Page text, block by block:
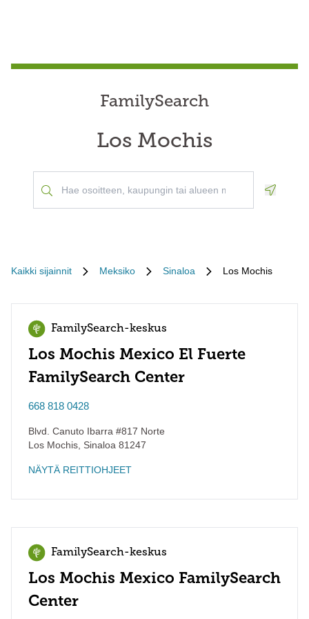
FamilySearch
Los Mochis
Kaikki sijainnit Meksiko Sinaloa Los Mochis
FamilySearch-keskus
Los Mochis Mexico El Fuerte
FamilySearch Center
668 818 0428
Blvd. Canuto Ibarra #817 Norte
Los Mochis Sinaloa 81247
NÄYTÄ REITTIOHJEET
FamilySearch-keskus
Los Mochis Mexico FamilySearch
Center